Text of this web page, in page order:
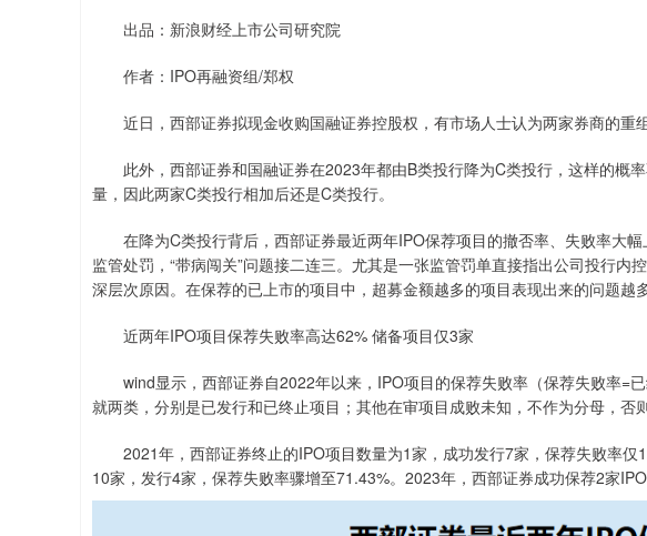
出品：新浪财经上市公司研究院
作者：IPO再融资组/郑权
近日，西部证券拟现金收购国融证券控股权，有市场人士认为两家券商的重
此外，西部证券和国融证券在2023年都由B类投行降为C类投行，这样的概
量，因此两家C类投行相加后还是C类投行。
在降为C类投行背后，西部证券最近两年IPO保荐项目的撤否率、失败率大幅
监管处罚，“带病闯关”问题接二连三。尤其是一张监管罚单直接指出公司投行内
深层次原因。在保荐的已上市的项目中，超募金额越多的项目表现出来的问题越多
近两年IPO项目保荐失败率高达62% 储备项目仅3家
wind显示，西部证券自2022年以来，IPO项目的保荐失败率（保荐失败率=
就两类，分别是已发行和已终止项目；其他在审项目成败未知，不作为分母，否
2021年，西部证券终止的IPO项目数量为1家，成功发行7家，保荐失败率仅
10家，发行4家，保荐失败率骤增至71.43%。2023年，西部证券成功保荐2家IPO